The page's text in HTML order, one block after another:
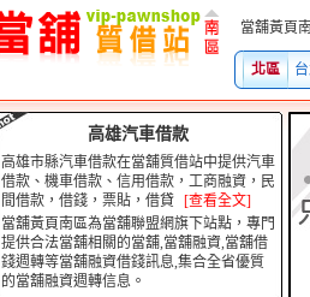
當舖黃頁南區為當舖
北區
高雄汽車借款
高雄市縣汽車借款在當舖質借站中提供汽車
借款、機車借款、信用借款，工商融資，民
間借款，借錢，票貼，借貸
[查看全文]
當舖黃頁南區為當舖聯盟網旗下站點，專門
提供合法當舖相關的當舖,當舖融資,當舖借
錢週轉等當舖融資借錢訊息,集合全省優質
的當舖融資週轉信息。